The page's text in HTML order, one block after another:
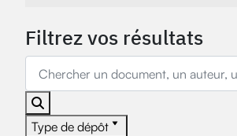
Filtrez vos résultats
Type de dépôt